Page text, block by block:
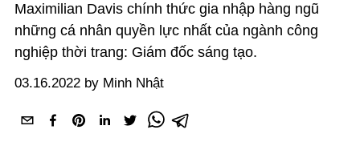
Maximilian Davis chính thức gia nhập hàng ngũ
những cá nhân quyền lực nhất của ngành công
nghiệp thời trang: Giám đốc sáng tạo.
03.16.2022 by Minh Nhật